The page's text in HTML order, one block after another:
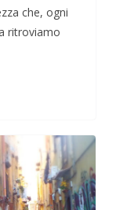
che, ogni
ritroviamo